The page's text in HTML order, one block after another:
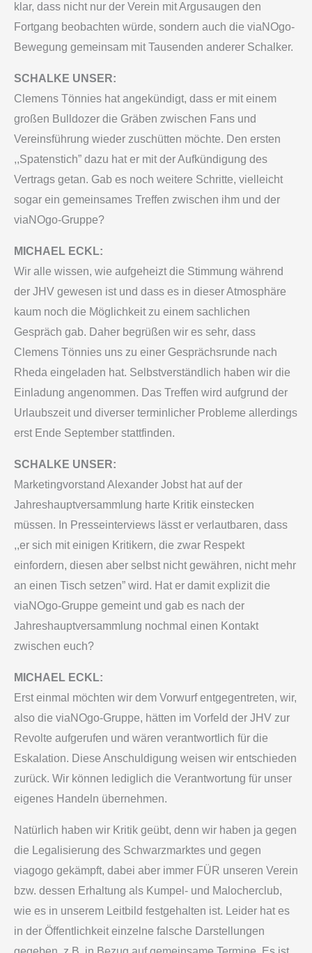
klar, dass nicht nur der Verein mit Argusaugen den
Fortgang beobachten würde, sondern auch die viaNOgo-
Bewegung gemeinsam mit Tausenden anderer Schalker.
SCHALKE UNSER:
Clemens Tönnies hat angekündigt, dass er mit einem
großen Bulldozer die Gräben zwischen Fans und
Vereinsführung wieder zuschütten möchte. Den ersten
,,Spatenstich” dazu hat er mit der Aufkündigung des
Vertrags getan. Gab es noch weitere Schritte, vielleicht
sogar ein gemeinsames Treffen zwischen ihm und der
viaNOgo-Gruppe?
MICHAEL ECKL:
Wir alle wissen, wie aufgeheizt die Stimmung während
der JHV gewesen ist und dass es in dieser Atmosphäre
kaum noch die Möglichkeit zu einem sachlichen
Gespräch gab. Daher begrüßen wir es sehr, dass
Clemens Tönnies uns zu einer Gesprächsrunde nach
Rheda eingeladen hat. Selbstverständlich haben wir die
Einladung angenommen. Das Treffen wird aufgrund der
Urlaubszeit und diverser terminlicher Probleme allerdings
erst Ende September stattfinden.
SCHALKE UNSER:
Marketingvorstand Alexander Jobst hat auf der
Jahreshauptversammlung harte Kritik einstecken
müssen. In Presseinterviews lässt er verlautbaren, dass
,,er sich mit einigen Kritikern, die zwar Respekt
einfordern, diesen aber selbst nicht gewähren, nicht mehr
an einen Tisch setzen” wird. Hat er damit explizit die
viaNOgo-Gruppe gemeint und gab es nach der
Jahreshauptversammlung nochmal einen Kontakt
zwischen euch?
MICHAEL ECKL:
Erst einmal möchten wir dem Vorwurf entgegentreten, wir,
also die viaNOgo-Gruppe, hätten im Vorfeld der JHV zur
Revolte aufgerufen und wären verantwortlich für die
Eskalation. Diese Anschuldigung weisen wir entschieden
zurück. Wir können lediglich die Verantwortung für unser
eigenes Handeln übernehmen.
Natürlich haben wir Kritik geübt, denn wir haben ja gegen
die Legalisierung des Schwarzmarktes und gegen
viagogo gekämpft, dabei aber immer FÜR unseren Verein
bzw. dessen Erhaltung als Kumpel- und Malocherclub,
wie es in unserem Leitbild festgehalten ist. Leider hat es
in der Öffentlichkeit einzelne falsche Darstellungen